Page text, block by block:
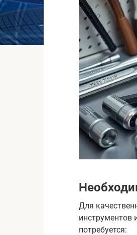
Для
инструментов
потребуется: